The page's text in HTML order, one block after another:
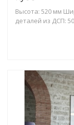
Высота: 520 мм
деталей из ДСП: